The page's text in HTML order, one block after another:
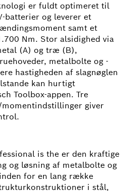
er fuldt optimeret til
batterier og leverer et
samt et
Nm. Stor alsidighed via
(A) og træ (B),
metalbolte og -
hastigheden af slagnøglen
kan hurtigt
Toolbox-appen. Tre
giver
is the er den kraftige
og løsning af metalbolte og
for en lang række
i stål,